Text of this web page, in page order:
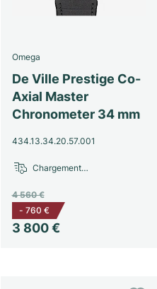
Omega
De Ville Prestige Co-
Axial Master
Chronometer 34 mm
434.13.34.20.57.001
3 800 €
4 560 €
- 760 €
Chargement…